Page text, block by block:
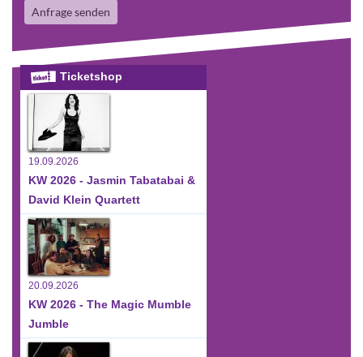
Anfrage senden
Ticketshop
19.09.2026
KW 2026 - Jasmin Tabatabai &
David Klein Quartett
20.09.2026
KW 2026 - The Magic Mumble
Jumble